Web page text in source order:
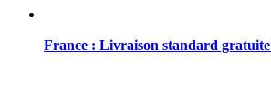
France : Livraison standard gratuite